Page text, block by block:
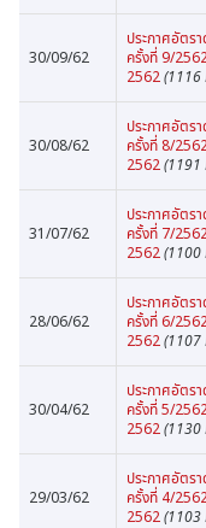
30/09/62
ประกาศอัตร
ครั้งที่ 9/
2562(1116
30/08/62
ประกาศอัตร
ครั้งที่ 8/
2562(1191
31/07/62
ประกาศอัตร
ครั้งที่ 7/
2562(1100
28/06/62
ประกาศอัตร
ครั้งที่ 6/
2562(1107
30/04/62
ประกาศอัตร
ครั้งที่ 5/
2562(1130
29/03/62
ประกาศอัตร
ครั้งที่ 4/
2562(1103